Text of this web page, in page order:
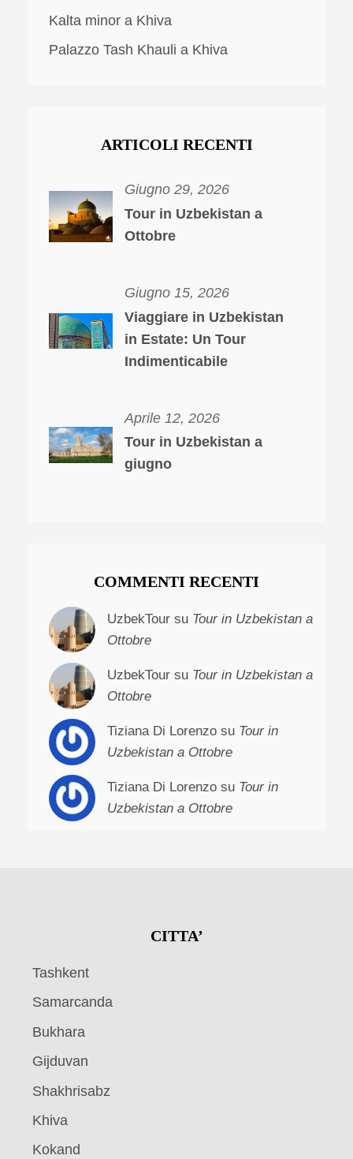
Kalta minor a Khiva
Palazzo Tash Khauli a Khiva
ARTICOLI RECENTI
Giugno 29, 2026
Tour in Uzbekistan a
Ottobre
Giugno 15, 2026
Viaggiare in Uzbekistan
in Estate: Un Tour
Indimenticabile
Aprile 12, 2026
Tour in Uzbekistan a
giugno
COMMENTI RECENTI
UzbekTour su Tour in Uzbekistan a
Ottobre
UzbekTour su Tour in Uzbekistan a
Ottobre
Tiziana Di Lorenzo su Tour in
Uzbekistan a Ottobre
Tiziana Di Lorenzo su Tour in
Uzbekistan a Ottobre
CITTA’
Tashkent
Samarcanda
Bukhara
Gijduvan
Shakhrisabz
Khiva
Kokand